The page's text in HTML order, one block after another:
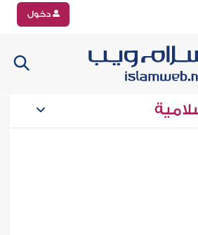
دخول